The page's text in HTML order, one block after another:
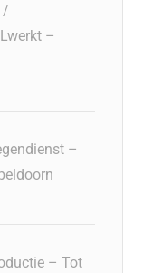
/
–
–
– Tot